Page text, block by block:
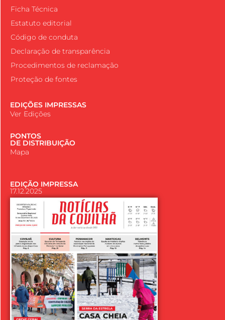
Ficha Técnica
Estatuto editorial
Código de conduta
Declaração de transparência
Procedimentos de reclamação
Proteção de fontes
EDIÇÕES IMPRESSAS
Ver Edições
PONTOS
DE DISTRIBUIÇÃO
Mapa
EDIÇÃO IMPRESSA
17.12.2025